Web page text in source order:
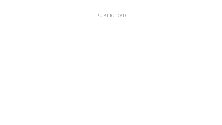
PUBLICIDAD